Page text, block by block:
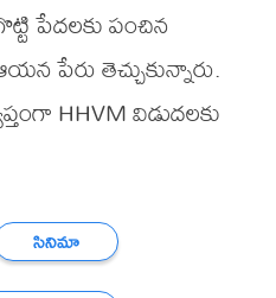
పేదలకు పంచిన
పేరు తెచ్చుకున్నారు.
HHVM విడుదలకు
సినిమా